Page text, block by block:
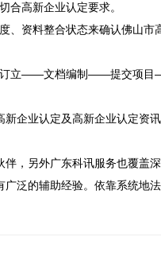
合高新企业认定要求。
、资料整合状态来确认佛山
订立——文档编制——提交项
企业认定及高新企业认定资
，另外广东科讯服务也覆盖
泛的辅助经验。依靠系统地